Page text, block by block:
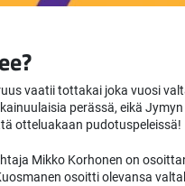
vaatii tottakai joka vuosi
perässä, eikä
otteluakaan pudotuspeleissä!
Mikko Korhonen on
osoitti olevansa